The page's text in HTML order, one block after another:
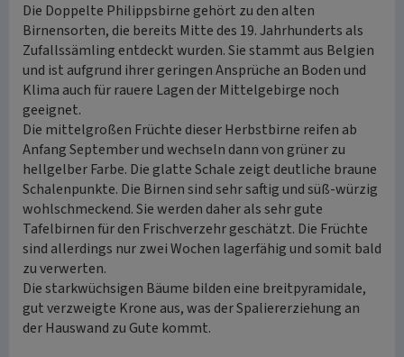
Die Doppelte Philippsbirne gehört zu den alten
Birnensorten, die bereits Mitte des 19. Jahrhunderts als
Zufallssämling entdeckt wurden. Sie stammt aus Belgien
und ist aufgrund ihrer geringen Ansprüche an Boden und
Klima auch für rauere Lagen der Mittelgebirge noch
geeignet.
Die mittelgroßen Früchte dieser Herbstbirne reifen ab
Anfang September und wechseln dann von grüner zu
hellgelber Farbe. Die glatte Schale zeigt deutliche braune
Schalenpunkte. Die Birnen sind sehr saftig und süß-würzig
wohlschmeckend. Sie werden daher als sehr gute
Tafelbirnen für den Frischverzehr geschätzt. Die Früchte
sind allerdings nur zwei Wochen lagerfähig und somit bald
zu verwerten.
Die starkwüchsigen Bäume bilden eine breitpyramidale,
gut verzweigte Krone aus, was der Spaliererziehung an
der Hauswand zu Gute kommt.